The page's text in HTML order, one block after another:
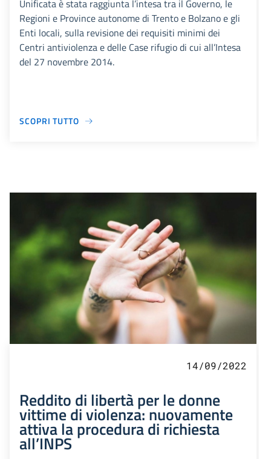
Unificata è stata raggiunta l’intesa tra il Governo, le
Regioni e Province autonome di Trento e Bolzano e gli
Enti locali, sulla revisione dei requisiti minimi dei
Centri antiviolenza e delle Case rifugio di cui all’Intesa
del 27 novembre 2014.
SCOPRI TUTTO
14/09/2022
Reddito di libertà per le donne
vittime di violenza: nuovamente
attiva la procedura di richiesta
all’INPS